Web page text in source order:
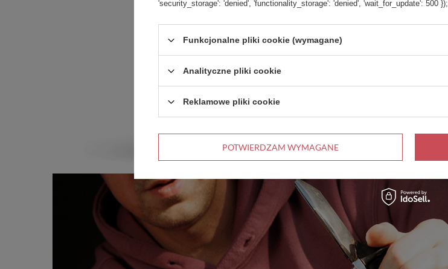
'security_storage': 'denied', 'functionality_storage': 'denied', 'wait_for_update': 500 });
Funkcjonalne pliki cookie (wymagane)
Analityczne pliki cookie
Reklamowe pliki cookie
POTWIERDZAM WYMAGANE